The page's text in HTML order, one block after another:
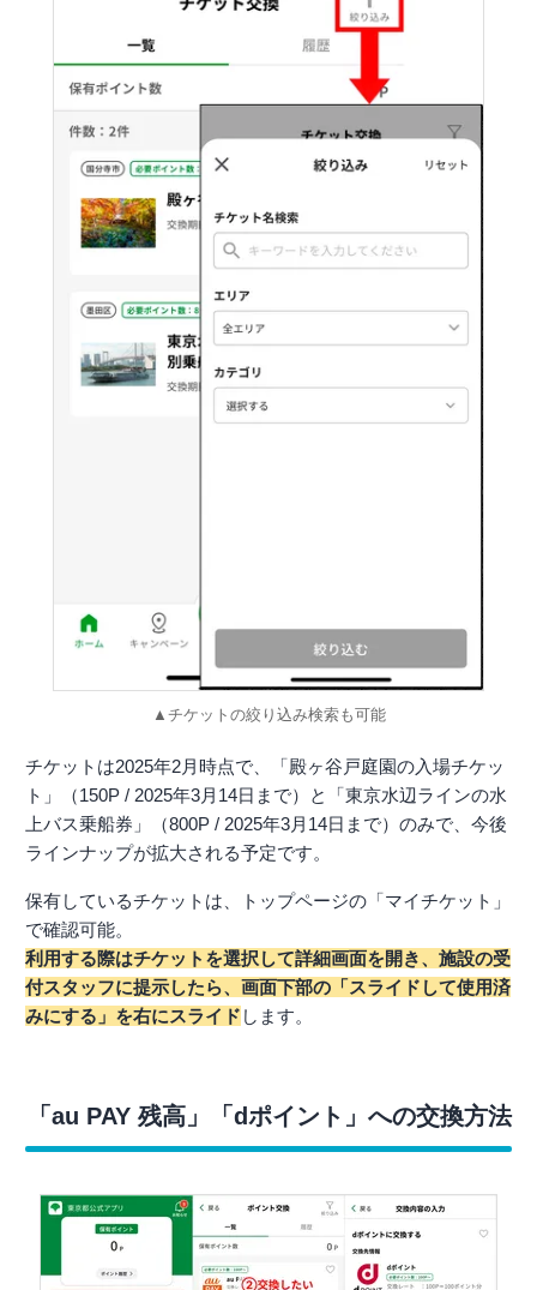
▲チケットの絞り込み検索も可能
チケットは2025年2月時点で、「殿ヶ谷戸庭園の入場チケッ
ト」（150P / 2025年3月14日まで）と「東京水辺ラインの水
上バス乗船券」（800P / 2025年3月14日まで）のみで、今後
ラインナップが拡大される予定です。
保有しているチケットは、トップページの「マイチケット」
で確認可能。
利用する際はチケットを選択して詳細画面を開き、施設の受
付スタッフに提示したら、画面下部の「スライドして使用済
みにする」を右にスライド します。
「au PAY 残高」「dポイント」への交換方法